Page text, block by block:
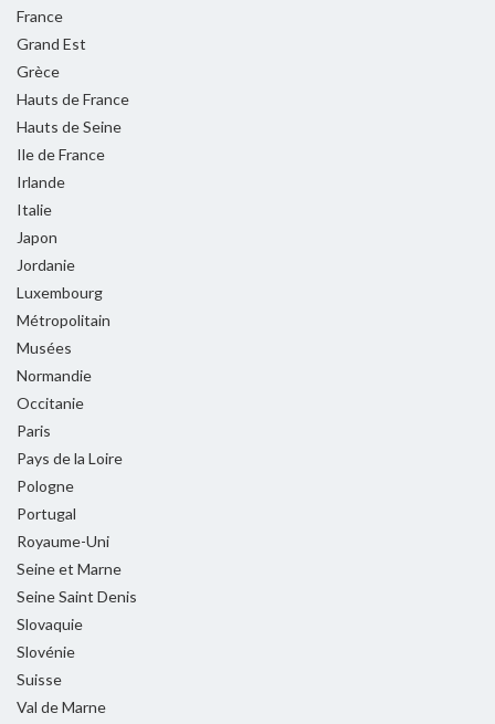
France
Grand Est
Grèce
Hauts de France
Hauts de Seine
Ile de France
Irlande
Italie
Japon
Jordanie
Luxembourg
Métropolitain
Musées
Normandie
Occitanie
Paris
Pays de la Loire
Pologne
Portugal
Royaume-Uni
Seine et Marne
Seine Saint Denis
Slovaquie
Slovénie
Suisse
Val de Marne